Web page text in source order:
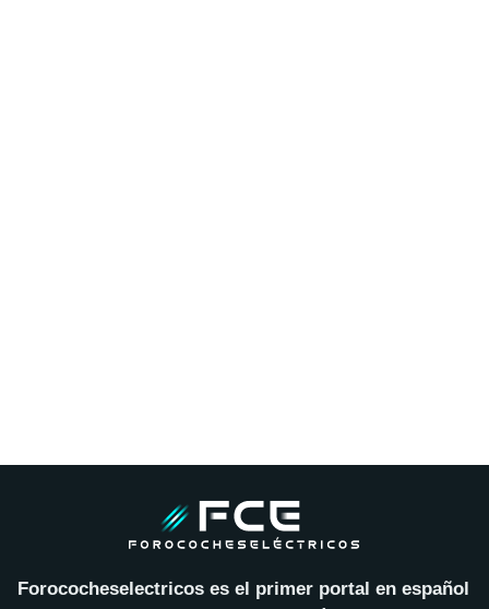
Forococheselectricos es el primer portal en español